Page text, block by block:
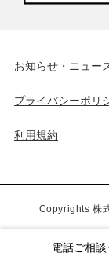
電話ご相
お知らせ・ニュー
プライバシーポリ
利用規約
Copyrights 株